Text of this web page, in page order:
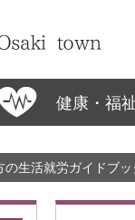
健康・福
の生活就労ガイドブッ